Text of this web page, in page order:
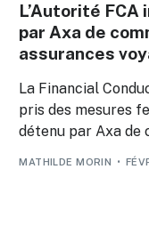
L’Autorité
par Axa de
assurances
La Financial
pris des mesures
détenu par Axa de
MATHILDE MORIN